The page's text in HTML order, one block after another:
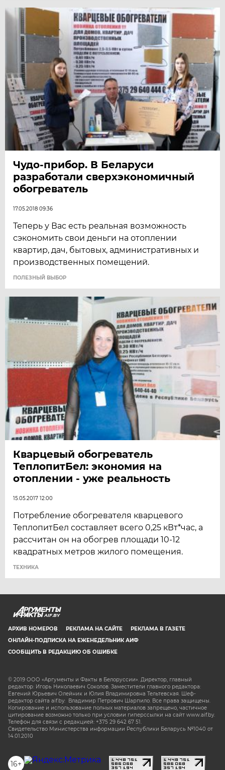
Чудо-прибор. В Беларуси
разработали сверхэкономичный
обогреватель
17.05.2018 09:36
Теперь у Вас есть реальная возможность
сэкономить свои деньги на отоплении
квартир, дач, бытовых, административных и
производственных помещений.
ПОЛЕЗНЫЙ ВЫБОР
Кварцевый обогреватель
ТеплопитБел: экономия на
отоплении - уже реальность
15.05.2017 12:00
Потребление обогревателя кварцевого
ТеплопитБел составляет всего 0,25 кВт*час, а
рассчитан он на обогрев площади 10-12
квадратных метров жилого помещения.
ТЕХНИКА
AIF.BY
АРХИВ НОМЕРОВ РЕКЛАМА НА САЙТЕ
РЕКЛАМА В ГАЗЕТЕ
ОНЛАЙН-ПОДПИСКА НА ЕЖЕНЕДЕЛЬНИК АИФ
СООБЩИТЬ В РЕДАКЦИЮ ОБ ОШИБКЕ
© 2019 ООО «Аргументы и Факты в Белоруссии». Директор, главный
редактор: Игорь Николаевич Соколов. Заместители главного редактора:
Евгений Юрьевич Олейник и Юлия Владимировна Тельтевская. Шеф-
редактор сайта aif.by: Владимир Петрович Шарпило. Все права защищены.
Копирование и использование полных материалов запрещено, частичное
цитирование возможно только при условии гиперссылки на сайт www.aif.by.
Телефон для связи с редакцией: +375 29 642 67 51.
Свидетельство Министерства информации Республики Беларусь №1040 от
14.01.2010
16+